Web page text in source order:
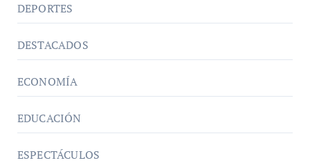
DEPORTES
DESTACADOS
ECONOMÍA
EDUCACIÓN
ESPECTÁCULOS